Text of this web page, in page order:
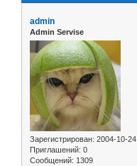
admin
Admin Servise
Зарегистрирован: 2004-10-24
Приглашений: 0
Сообщений: 1309